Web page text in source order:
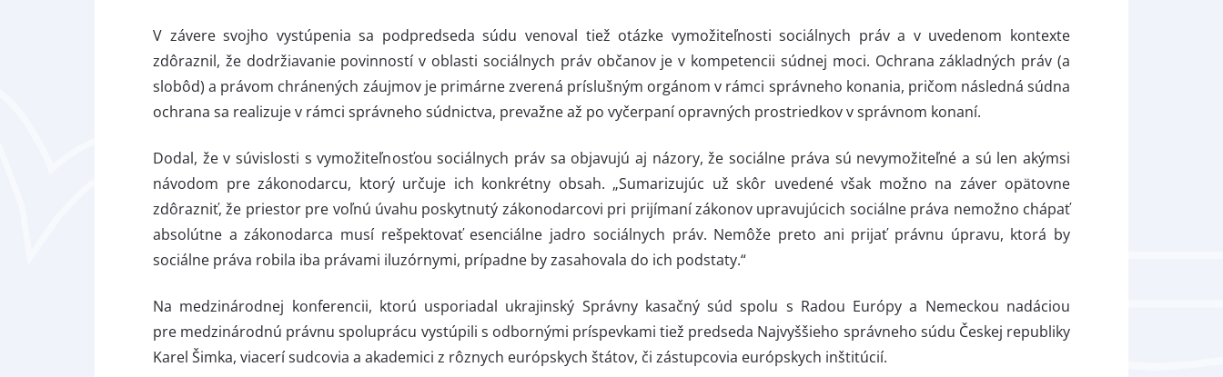
V závere svojho vystúpenia sa podpredseda súdu venoval tiež otázke vymožiteľnosti sociálnych práv a v uvedenom kontexte
zdôraznil, že dodržiavanie povinností v oblasti sociálnych práv občanov je v kompetencii súdnej moci. Ochrana základných práv (a
slobôd) a právom chránených záujmov je primárne zverená príslušným orgánom v rámci správneho konania, pričom následná súdna
ochrana sa realizuje v rámci správneho súdnictva, prevažne až po vyčerpaní opravných prostriedkov v správnom konaní.
Dodal, že v súvislosti s vymožiteľnosťou sociálnych práv sa objavujú aj názory, že sociálne práva sú nevymožiteľné a sú len akýmsi
návodom pre zákonodarcu, ktorý určuje ich konkrétny obsah. „Sumarizujúc už skôr uvedené však možno na záver opätovne
zdôrazniť, že priestor pre voľnú úvahu poskytnutý zákonodarcovi pri prijímaní zákonov upravujúcich sociálne práva nemožno chápať
absolútne a zákonodarca musí rešpektovať esenciálne jadro sociálnych práv. Nemôže preto ani prijať právnu úpravu, ktorá by
sociálne práva robila iba právami iluzórnymi, prípadne by zasahovala do ich podstaty.“
Na medzinárodnej konferencii, ktorú usporiadal ukrajinský Správny kasačný súd spolu s Radou Európy a Nemeckou nadáciou
pre medzinárodnú právnu spoluprácu vystúpili s odbornými príspevkami tiež predseda Najvyššieho správneho súdu Českej republiky
Karel Šimka, viacerí sudcovia a akademici z rôznych európskych štátov, či zástupcovia európskych inštitúcií.